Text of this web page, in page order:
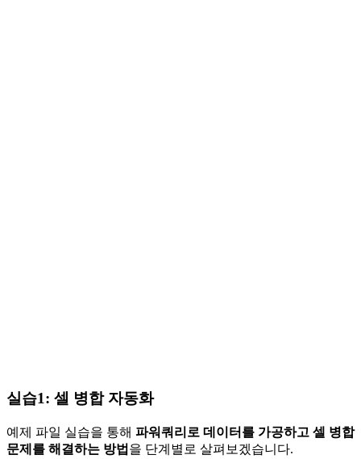
실습1: 셀 병합 자동화
예제 파일 실습을 통해 파워쿼리로 데이터를 가공하고 셀 병합
문제를 해결하는 방법 을 단계별로 살펴보겠습니다.